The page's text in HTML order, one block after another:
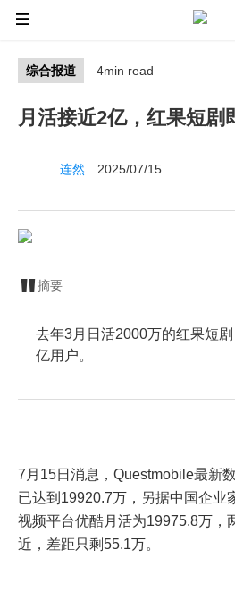
综合报道 4min read
月活接近2亿，红果短剧
连然 2025/07/15
摘要
去年3月日活2000万的红果短
亿用户。
7月15日消息，Questmobile最新
已达到19920.7万，另据中国企业
视频平台优酷月活为19975.8万，
近，差距只剩55.1万。